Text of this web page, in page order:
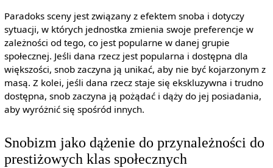
Paradoks sceny jest związany z efektem snoba i dotyczy
sytuacji, w których jednostka zmienia swoje preferencje w
zależności od tego, co jest popularne w danej grupie
społecznej. Jeśli dana rzecz jest popularna i dostępna dla
większości, snob zaczyna ją unikać, aby nie być kojarzonym z
masą. Z kolei, jeśli dana rzecz staje się ekskluzywna i trudno
dostępna, snob zaczyna ją pożądać i dąży do jej posiadania,
aby wyróżnić się spośród innych.
Snobizm jako dążenie do przynależności do
prestiżowych klas społecznych